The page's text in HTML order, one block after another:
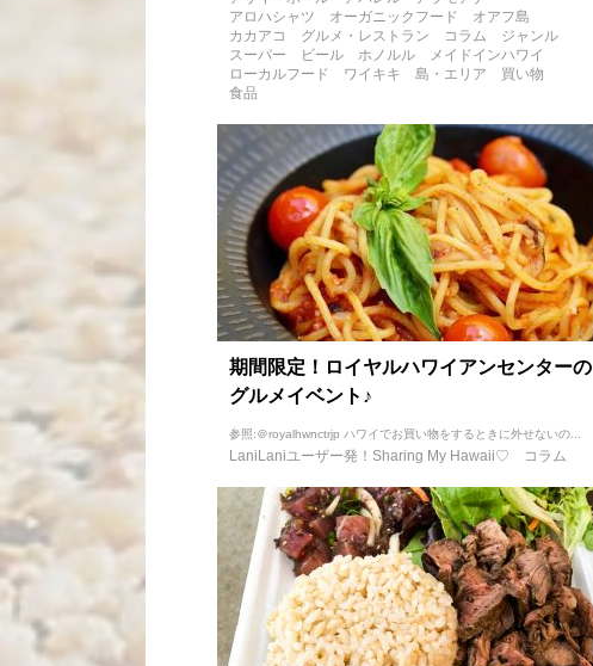
アロハシャツ
オーガニックフード
オアフ島
カカアコ
グルメ・レストラン コラム
ジャンル
スーパー
ビール ホノルル
メイドインハワイ
ローカルフード
ワイキキ 島・エリア
買い物
食品
期間限定！ロイヤルハワイアンセンターの
グルメイベント♪
参照:＠royalhwnctrjp ハワイでお買い物をするときに外せないの...
LaniLaniユーザー発！Sharing My Hawaii♡ コラム